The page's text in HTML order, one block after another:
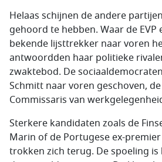
Helaas schijnen de andere
gehoord te hebben. Waar de EVP
bekende lijsttrekker naar voren
antwoordden haar politieke
zwaktebod. De
Schmitt naar voren geschoven,
Commissaris van
Sterkere kandidaten zoals de
Marin of de Portugese ex-
trokken zich terug. De spoeling